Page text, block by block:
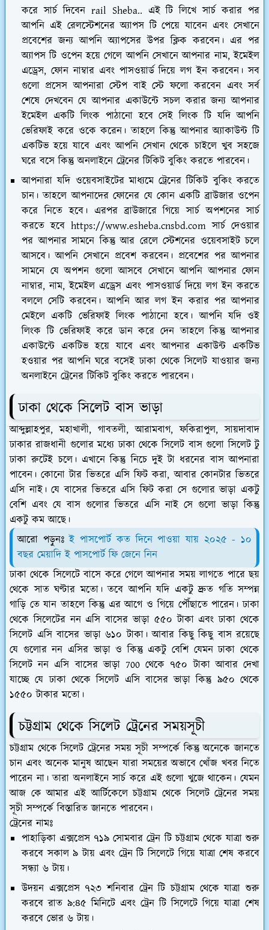
করে সার্চ দিবেন rail Sheba.. এই টি লিখে সার্চ করার পর
আপনি এই রেলস্টেশনের অ্যাপস টি পেয়ে যাবেন এবং সেখানে
প্রবেশের জন্য আপনি অ্যাপসের উপর ক্লিক করবেন। এর পর
অ্যাপস টি ওপেন হয়ে গেলে আপনি সেখানে আপনার নাম, ইমেইল
এড্রেস, ফোন নাম্বার এবং পাসওয়ার্ড দিয়ে লগ ইন করবেন। সব
গুলো প্রসেস আপনারা স্টেপ বাই স্টে ফলো করবেন এবং সর্ব
শেষে দেখবেন যে আপনার একাউন্টে সচল করার জন্য আপনার
ইমেইল একটি লিংক পাঠানো হবে সেই লিংক টি যদি আপনি
ভেরিফাই করে ওকে করেন। তাহলে কিন্তু আপনার অ্যাকাউন্ট টি
একটিভ হয়ে যাবে এবং আপনি সেখান থেকে চাইলে খুব সহজে
ঘরে বসে কিন্তু অনলাইনে ট্রেনের টিকিট বুকিং করতে পারবেন।
আপনারা যদি ওয়েবসাইটের মাধ্যমে ট্রেনের টিকিট বুকিং করতে
চান। তাহলে আপনাদের ফোনের যে কোন একটি ব্রাউজার ওপেন
করে নিতে হবে। এরপর ব্রাউজারে গিয়ে সার্চ অপশনের সার্চ
করতে হবে https://www.esheba.cnsbd.com সার্চ দেওয়ার
পর আপনার সামনে কিন্তু আর রেলে স্টেশনের ওয়েবসাইট চলে
আসবে। আপনি সেখানে প্রবেশ করবেন। প্রবেশের পর আপনার
সামনে যে অপশন গুলো আসবে সেখানে আপনি আপনার ফোন
নাম্বার, নাম, ইমেইল এড্রেস এবং পাসওয়ার্ড দিয়ে লগ ইন করতে
বললে সেটি করবেন। আপনি আর লগ ইন করার পর আপনার
মেইলে একটি ভেরিফাই লিংক পাঠানো হবে। আপনি যদি ওই
লিংক টি ভেরিফাই করে ডান করে দেন তাহলে কিন্তু আপনার
একাউন্টে একটিভ হয়ে যাবে এবং আপনার একাউন্ট একটিভ
হওয়ার পর আপনি ঘরে বসেই ঢাকা থেকে সিলেট যাওয়ার জন্য
অনলাইনে ট্রেনের টিকিট বুকিং করতে পারবেন।
ঢাকা থেকে সিলেট বাস ভাড়া
আব্দুল্লাহপুর, মহাখালী, গাবতলী, আরামবাগ, ফকিরাপুল, সায়দাবাদ
ঢাকার রাজধানী গুলোর মধ্যে ঢাকা থেকে সিলেট বাস গুলো সিলেট টু
ঢাকা রুটেই চলে। এখানে কিন্তু নিচে দুই টা ধরনের বাস আপনারা
পাবেন। কোনো টার ভিতরে এসি ফিট করা, আবার কোনটার ভিতরে
এসি নাই। যে বাসের ভিতরে এসি ফিট করা সে গুলোর ভাড়া একটু
বেশি এবং যে বাস গুলোর ভিতরে এসি নাই সে গুলো ভাড়া কিন্তু
একটু কম আছে।
আরো পড়ুনঃই পাসপোর্ট কত দিনে পাওয়া যায় ২০২৫ - ১০
বছর মেয়াদি ই পাসপোর্ট ফি জেনে নিন
ঢাকা থেকে সিলেটে বাসে করে গেলে আপনার সময় লাগতে পারে ছয়
থেকে সাত ঘণ্টার মতো। তবে আপনি যদি একটু দ্রুত গতি সম্পন্ন
গাড়ি তে যান তাহলে কিন্তু এর আগে ও গিয়ে পৌঁছাতে পারেন। ঢাকা
থেকে সিলেটের নন এসি বাসের ভাড়া ৫৫০ টাকা এবং ঢাকা থেকে
সিলেট এসি বাসের ভাড়া ৬১০ টাকা। আবার কিছু কিছু বাস রয়েছে
যে গুলোর নন এসির ভাড়া ও কিন্তু একটু বেশি যেমন ঢাকা থেকে
সিলেট নন এসি বাসের ভাড়া 700 থেকে ৭৫০ টাকা আবার দেখা
যাচ্ছে যে ঢাকা থেকে সিলেট এসি বাসের ভাড়া কিন্তু ৯৫০ থেকে
১৫৫০ টাকার মতো।
চট্টগ্রাম থেকে সিলেট ট্রেনের সময়সূচী
চট্টগ্রাম থেকে সিলেট ট্রেনের সময় সূচী সম্পর্কে কিন্তু অনেকে জানতে
চান এবং অনেক মানুষ আছেন যারা সময়ের অভাবে খোঁজ খবর নিতে
পারেন না। তারা অনলাইনে সার্চ করে এই গুলো খুজে থাকেন। যেমন
আজ কে আমার এই আর্টিকেলে চট্টগ্রাম থেকে সিলেট ট্রেনের সময়
সূচী সম্পর্কে বিস্তারিত জানতে পারবেন।
ট্রেনের নামঃ
পাহাড়িকা এক্সপ্রেস ৭১৯ সোমবার ট্রেন টি চট্টগ্রাম থেকে যাত্রা শুরু
করবে সকাল ৯ টায় এবং ট্রেন টি সিলেটে গিয়ে যাত্রা শেষ করবে
সন্ধ্যা ৬ টায়।
উদয়ন এক্সপ্রেস ৭২৩ শনিবার ট্রেন টি চট্টগ্রাম থেকে যাত্রা শুরু
করবে রাত ৯:৪৫ মিনিটে এবং ট্রেন টি সিলেটে গিয়ে যাত্রা শেষ
করবে ভোর ৬ টায়।